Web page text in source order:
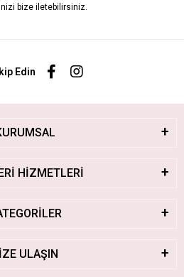
bize iletebilirsiniz.
Edin
HİZMETLERİ
ULAŞIN